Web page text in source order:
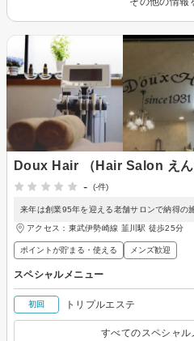
Doux Hair （Hair Salon えん
-
(-件)
来年は創業95年を迎える老舗サロンで納得の
アクセス：東武伊勢崎線 韮川駅 徒歩25分
ポイントが貯まる・使える メンズ歓迎
スペシャルメニュー
初回 トリプルエステ
すべてのスペシャル